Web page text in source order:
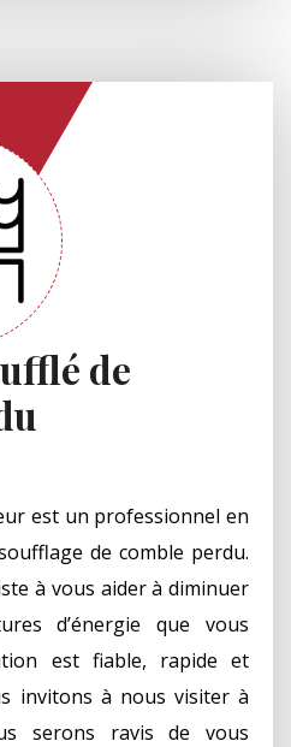
de
est un professionnel en
de comble perdu.
à vous aider à diminuer
d’énergie que vous
est fiable, rapide et
invitons à nous visiter à
serons ravis de vous